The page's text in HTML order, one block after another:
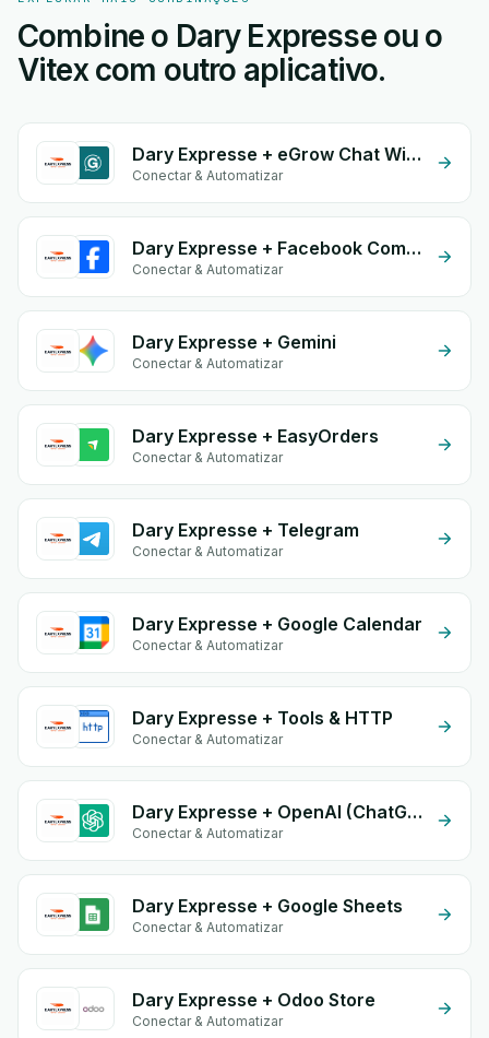
Combine o Dary Expresse ou o
Vitex com outro aplicativo.
Dary Expresse + eGrow Chat Widget
Conectar & Automatizar
Dary Expresse + Facebook Comments
Conectar & Automatizar
Dary Expresse + Gemini
Conectar & Automatizar
Dary Expresse + EasyOrders
Conectar & Automatizar
Dary Expresse + Telegram
Conectar & Automatizar
Dary Expresse + Google Calendar
Conectar & Automatizar
Dary Expresse + Tools & HTTP
Conectar & Automatizar
Dary Expresse + OpenAI (ChatGPT)
Conectar & Automatizar
Dary Expresse + Google Sheets
Conectar & Automatizar
Dary Expresse + Odoo Store
Conectar & Automatizar